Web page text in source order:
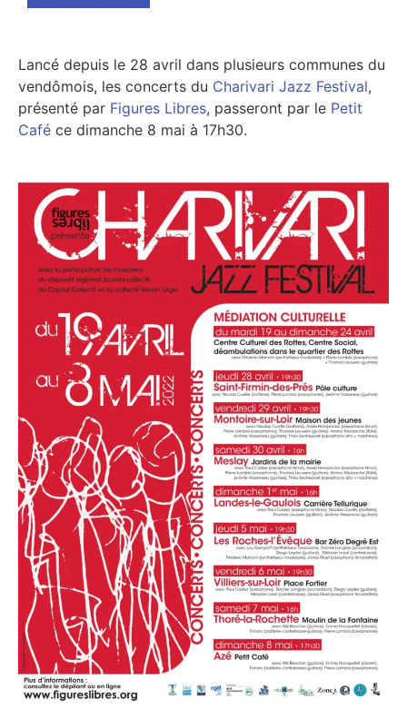
Lancé depuis le 28 avril dans plusieurs communes du
vendômois, les concerts du Charivari Jazz Festival,
présenté par Figures Libres, passeront par le Petit
Café ce dimanche 8 mai à 17h30.